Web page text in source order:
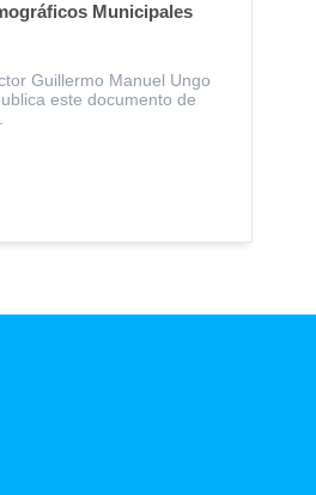
Municipales
Guillermo Manuel Ungo
este documento de